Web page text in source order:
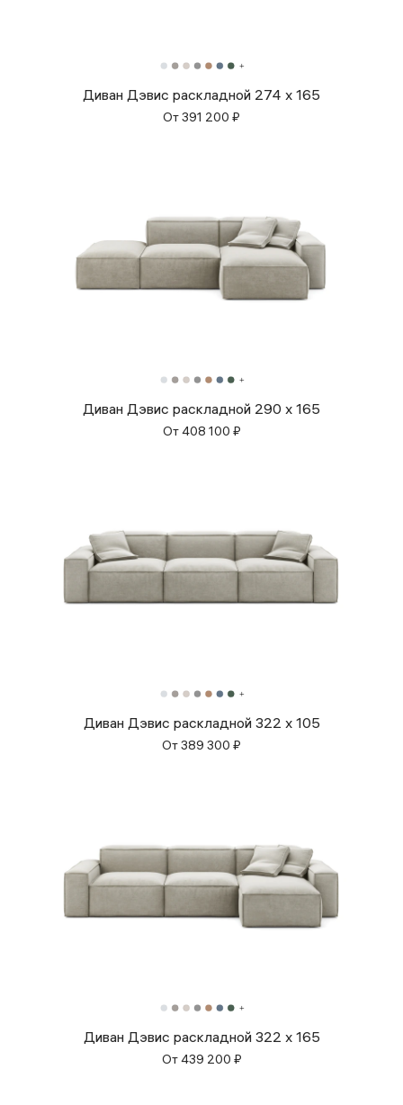
Диван Дэвис раскладной 274 x 165
От391 200 ₽
Диван Дэвис раскладной 290 x 165
От408 100 ₽
Диван Дэвис раскладной 322 x 105
От389 300 ₽
Диван Дэвис раскладной 322 x 165
От439 200 ₽